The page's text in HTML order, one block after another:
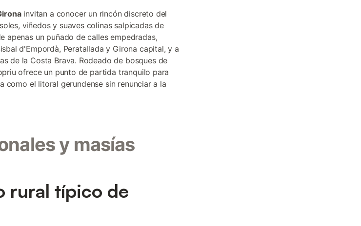
invitan a conocer un rincón discreto del
viñedos y suaves colinas salpicadas de
apenas un puñado de calles empedradas,
d'Empordà, Peratallada y Girona capital, y a
de la Costa Brava. Rodeado de bosques de
ofrece un punto de partida tranquilo para
como el litoral gerundense sin renunciar a la
y masías
rural típico de